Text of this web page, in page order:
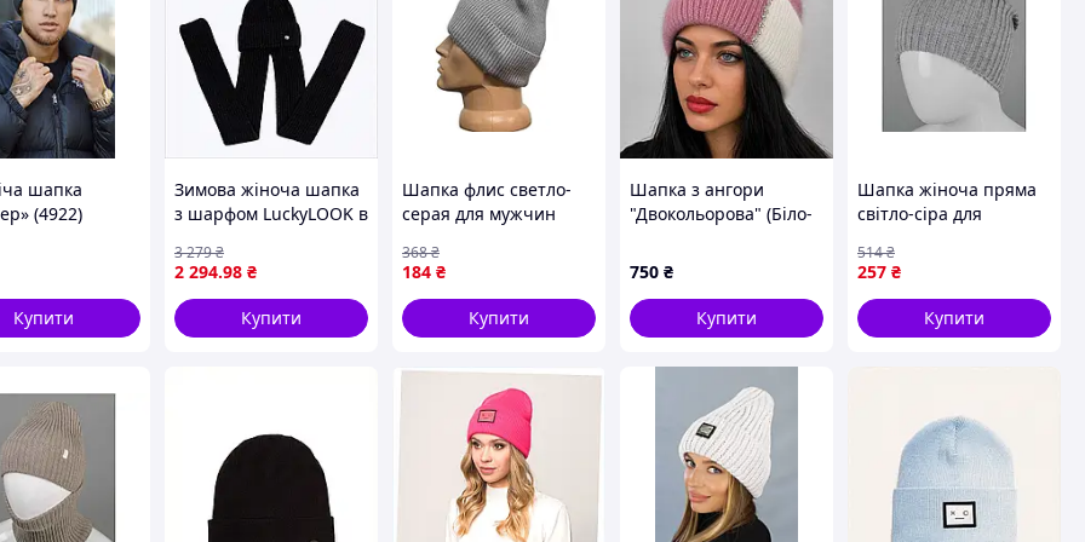
шапка
(4922)
Купити
Зимова жіноча шапка
з шарфом LuckyLOOK в
2 294.98 ₴
3 279₴
Купити
Шапка флис светло-
серая для мужчин
зимняя головная
одежда
184 ₴
368₴
Купити
Шапка з ангори
"Двокольорова" (Біло-
750 ₴
Купити
Шапка жіноча пряма
світло-сіра для
захисту від холоду ТМ
FERO
257 ₴
514₴
Купити